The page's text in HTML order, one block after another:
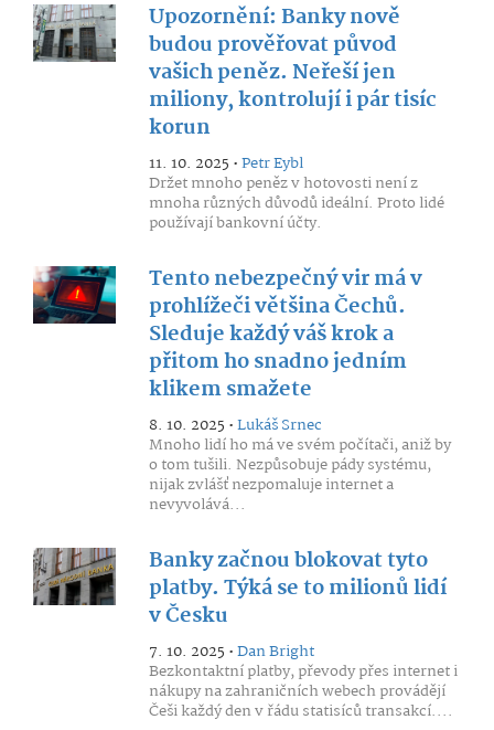
Upozornění: Banky nově
budou prověřovat původ
vašich peněz. Neřeší jen
miliony, kontrolují i pár tisíc
korun
11. 10. 2025 •Petr Eybl
Držet mnoho peněz v hotovosti není z
mnoha různých důvodů ideální. Proto lidé
používají bankovní účty.
Tento nebezpečný vir má v
prohlížeči většina Čechů.
Sleduje každý váš krok a
přitom ho snadno jedním
klikem smažete
8. 10. 2025 •Lukáš Srnec
Mnoho lidí ho má ve svém počítači, aniž by
o tom tušili. Nezpůsobuje pády systému,
nijak zvlášť nezpomaluje internet a
nevyvolává...
Banky začnou blokovat tyto
platby. Týká se to milionů lidí
v Česku
7. 10. 2025 •Dan Bright
Bezkontaktní platby, převody přes internet i
nákupy na zahraničních webech provádějí
Češi každý den v řádu statisíců transakcí....